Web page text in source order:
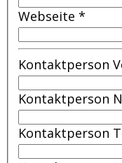
Webseite *
Kontaktperson
Kontaktperson
Kontaktperson